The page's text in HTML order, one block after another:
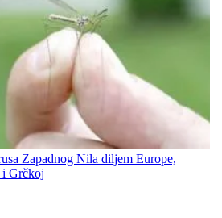
Zapadnog Nila diljem Europe,
i Grčkoj